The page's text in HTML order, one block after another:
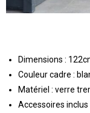
Dimensions :
Couleur cadre :
Matériel : verre
Accessoires inclus